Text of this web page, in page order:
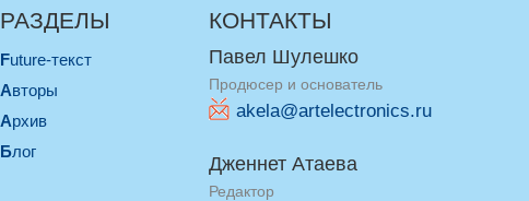
РАЗДЕЛЫ
Future-текст
Авторы
Архив
Блог
КОНТАКТЫ
Павел Шулешко
Продюсер и основатель
akela@artelectronics.ru
Дженнет Атаева
Редактор